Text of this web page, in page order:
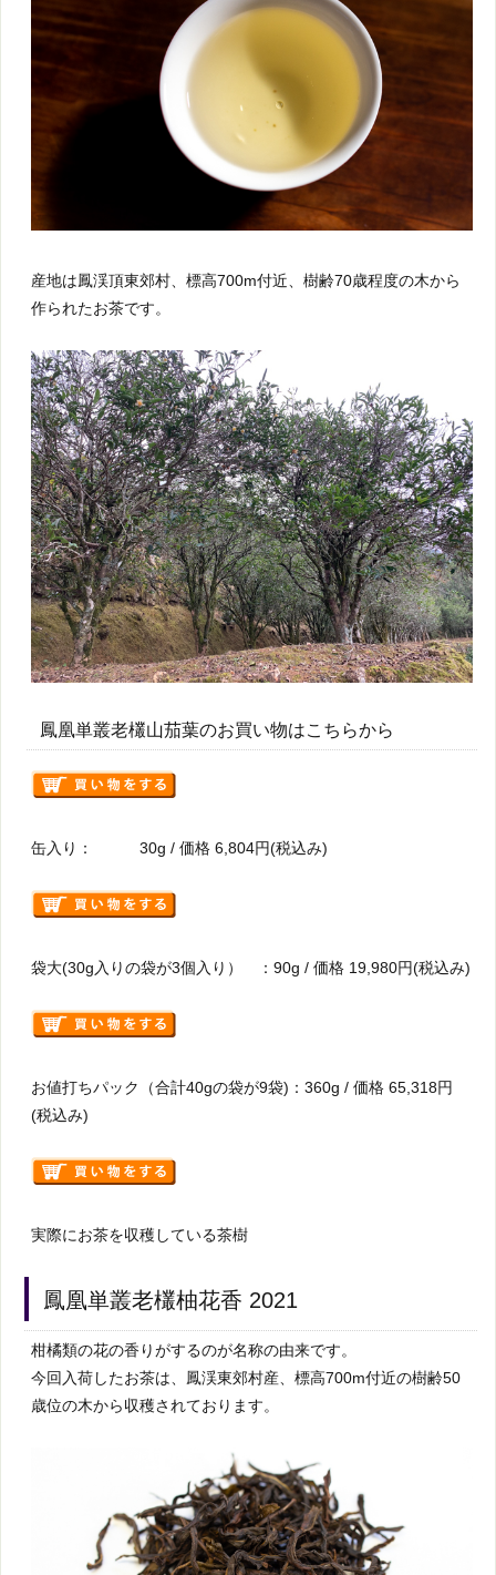
産地は鳳渓頂東郊村、標高700m付近、樹齢70歳程度の木から
作られたお茶です。
鳳凰単叢老欉山茄葉のお買い物はこちらから
缶入り： 30g / 価格 6,804円(税込み)
袋大(30g入りの袋が3個入り） ：90g / 価格 19,980円(税込み)
お値打ちパック（合計40gの袋が9袋)：360g / 価格 65,318円
(税込み)
実際にお茶を収穫している茶樹
鳳凰単叢老欉柚花香 2021
柑橘類の花の香りがするのが名称の由来です。
今回入荷したお茶は、鳳渓東郊村産、標高700m付近の樹齢50
歳位の木から収穫されております。